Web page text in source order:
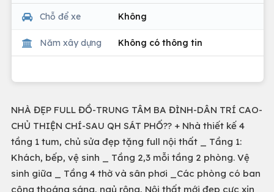
Chỗ để xe Không
Năm xây dựng Không có thông tin
NHÀ ĐẸP FULL ĐỒ-TRUNG TÂM BA ĐÌNH-DÂN TRÍ CAO-
CHỦ THIỆN CHÍ-SAU QH SÁT PHỐ?? + Nhà thiết kế 4
tầng 1 tum, chủ sửa đẹp tặng full nội thất _ Tầng 1:
Khách, bếp, vệ sinh _ Tầng 2,3 mỗi tầng 2 phòng. Vệ
sinh giữa _ Tầng 4 thờ và sân phơi _Các phòng có ban
công thoáng sáng, ngủ rộng, Nội thất mới đẹp cực xịn